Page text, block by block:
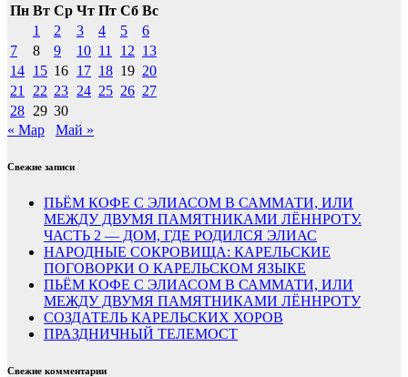
Пн Вт Ср Чт Пт Сб Вс
1
2 3 4 5
6
7
8 9 10 11 12 13
14 15 16 17 18 19 20
21
22 23 24 25 26 27
28 29 30
« Мар
Май »
Свежие записи
ПЬЁМ КОФЕ С ЭЛИАСОМ В САММАТИ, ИЛИ
МЕЖДУ ДВУМЯ ПАМЯТНИКАМИ ЛЁННРОТУ.
ЧАСТЬ 2 — ДОМ, ГДЕ РОДИЛСЯ ЭЛИАС
НАРОДНЫЕ СОКРОВИЩА: КАРЕЛЬСКИЕ
ПОГОВОРКИ О КАРЕЛЬСКОМ ЯЗЫКЕ
ПЬЁМ КОФЕ С ЭЛИАСОМ В САММАТИ, ИЛИ
МЕЖДУ ДВУМЯ ПАМЯТНИКАМИ ЛЁННРОТУ
СОЗДАТЕЛЬ КАРЕЛЬСКИХ ХОРОВ
ПРАЗДНИЧНЫЙ ТЕЛЕМОСТ
Свежие комментарии